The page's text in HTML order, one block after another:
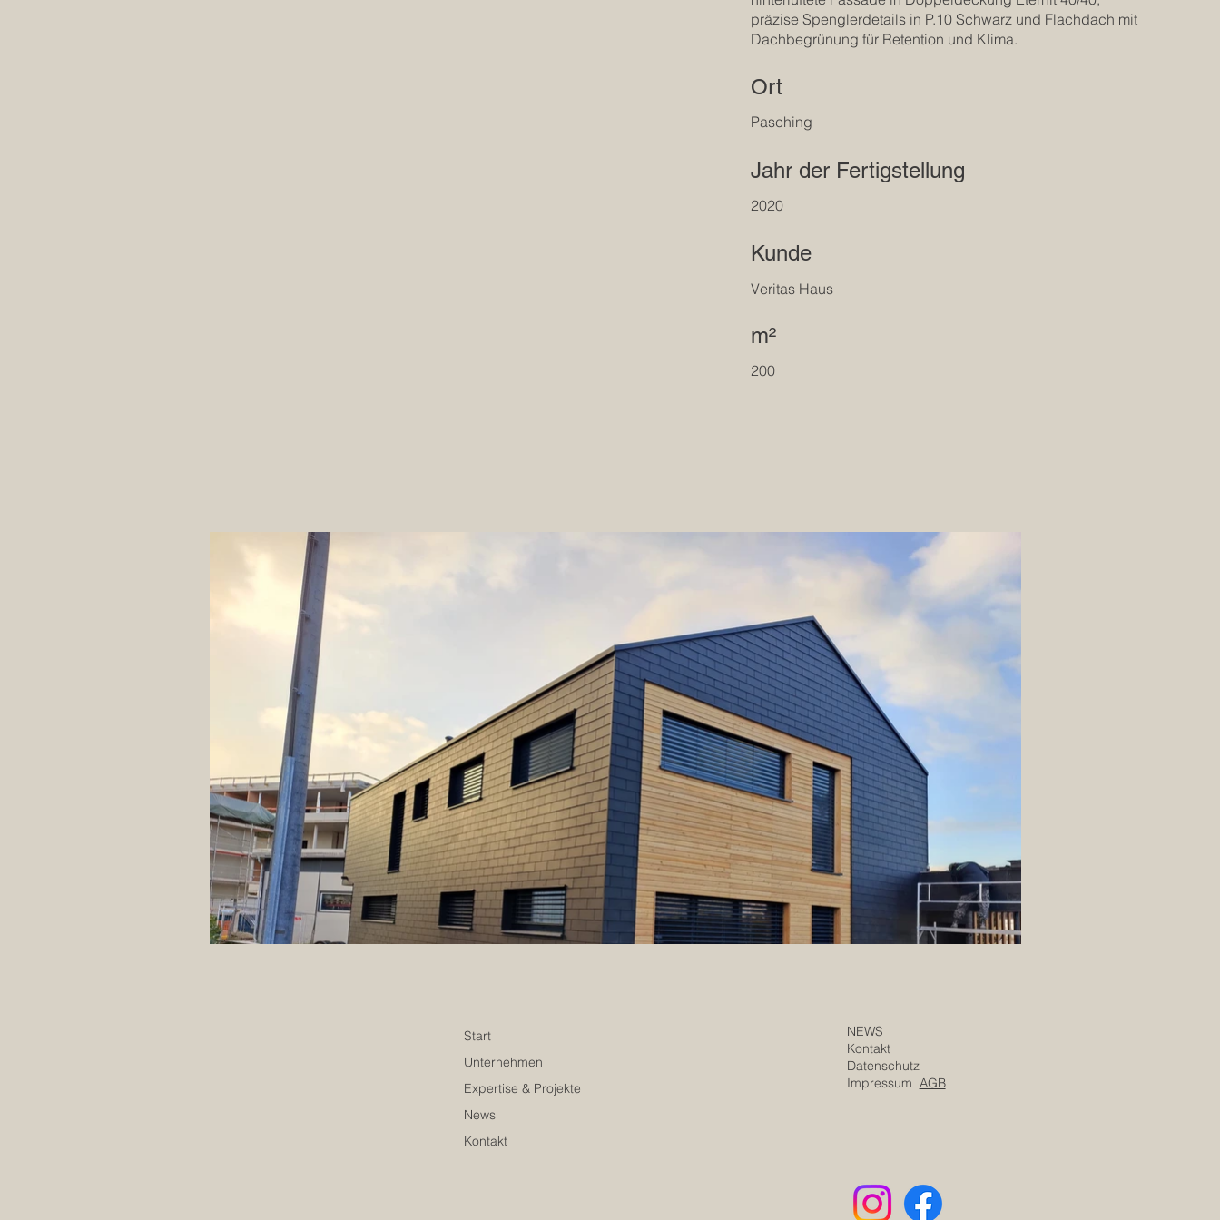
präzise Spenglerdetails in P.10 Schwarz und Flachdach mit
Dachbegrünung für Retention und Klima.
Ort
Pasching
Jahr der Fertigstellung
2020
Kunde
Veritas Haus
m²
200
Start
Unternehmen
Expertise & Projekte
News
Kontakt
NEWS
Kontakt
Datenschutz
Impressum AGB